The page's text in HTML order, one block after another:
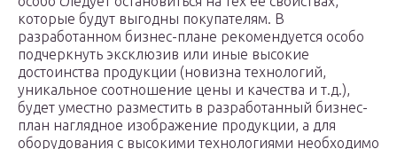
которые будут выгодны покупателям. В
разработанном бизнес-плане рекомендуется особо
подчеркнуть эксклюзив или иные высокие
достоинства продукции (новизна технологий,
уникальное соотношение цены и качества и т.д.),
будет уместно разместить в разработанный бизнес-
план наглядное изображение продукции, а для
оборудования с высокими технологиями необходимо